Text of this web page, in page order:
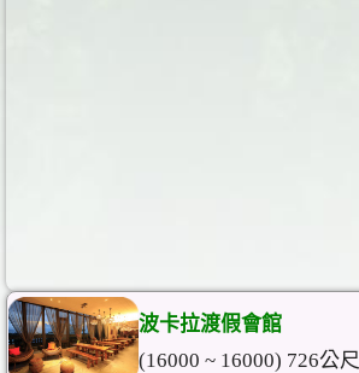
波卡拉渡假會館
(16000 ~ 16000) 726公尺